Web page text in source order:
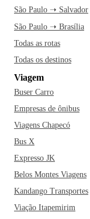
São Paulo ➝ Salvador
São Paulo ➝ Brasília
Todas as rotas
Todas os destinos
Viagem
Buser Carro
Empresas de ônibus
Viagens Chapecó
Bus X
Expresso JK
Belos Montes Viagens
Kandango Transportes
Viação Itapemirim